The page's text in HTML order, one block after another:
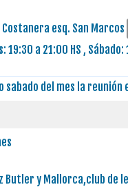
Costanera esq. San Marcos
19:30 a 21:00 HS , Sábado:
sabado del mes la
Butler y Mallorca,club de